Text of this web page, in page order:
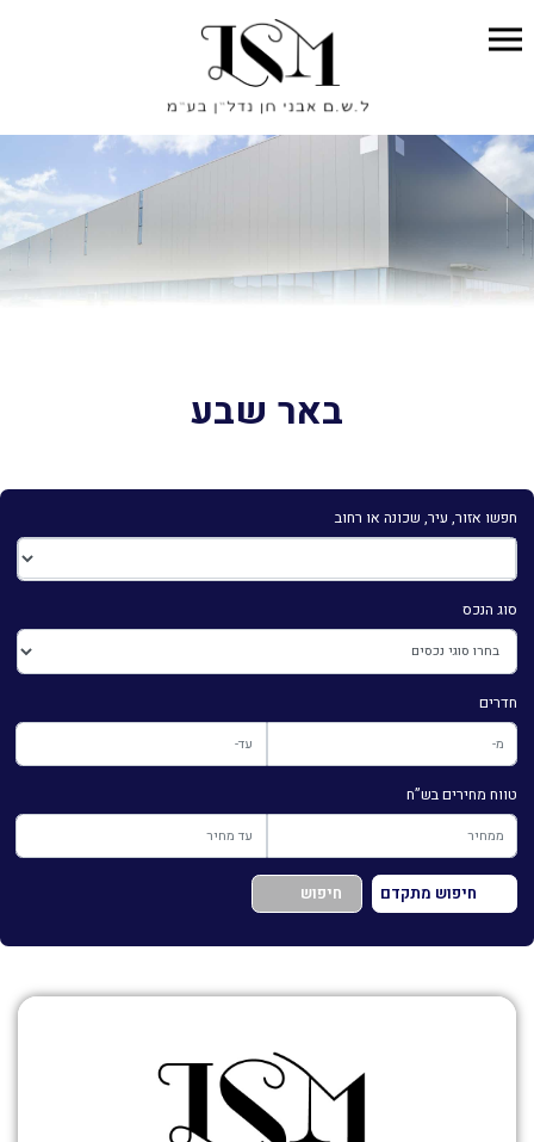
באר שבע
חפשו אזור, עיר, שכונה או רחוב
סוג הנכס
חדרים
טווח מחירים בש”ח
חיפוש מתקדם חיפוש